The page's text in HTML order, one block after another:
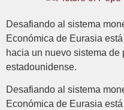
Desafiando al sistema
Económica de Eurasia
hacia un nuevo sistema
estadounidense.
Desafiando al sistema
Económica de Eurasia